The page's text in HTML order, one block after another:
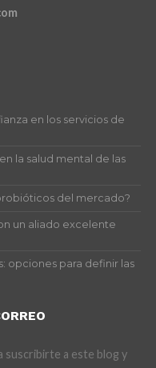
en los servicios de
la salud mental de las
del mercado?
un aliado excelente
opciones para definir las
a este blog y